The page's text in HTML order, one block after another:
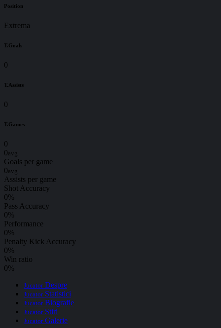
Position
Extrema
T.Goals
0
T.Assists
0
T.Games
0
0avg
Goals per game
0avg
Assists per game
Shot Accuracy
0%
Pass Accuracy
0%
Performance
0%
Penalty Kick Accuracy
0%
Win ratio
0%
JucatorDespre
JucatorStatistici
JucatorBiografie
JucatorStiri
JucatorGalerie